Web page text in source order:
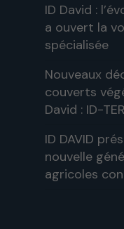
ID David :
a ouvert la
spécialisée
Nouveaux
couverts
David : ID-
ID DAVID
nouvelle
agricoles